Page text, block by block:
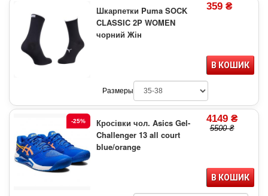
Шкарпетки Puma SOCK
CLASSIC 2P WOMEN
чорний Жін
359 ₴
В КОШИК
Размеры
-25%
Кросівки чол. Asics Gel-
Challenger 13 all court
blue/orange
4149 ₴
5500 ₴
В КОШИК